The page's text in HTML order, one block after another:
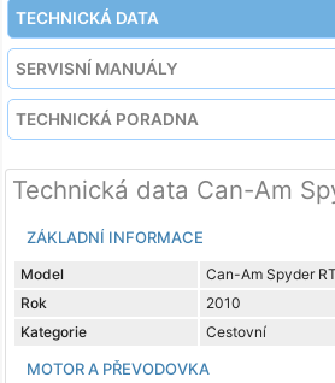
TECHNICKÁ DATA
SERVISNÍ MANUÁLY
TECHNICKÁ PORADNA
Technická data Can-Am
ZÁKLADNÍ INFORMACE
Model
Can-Am Spyder
Rok
2010
Kategorie
Cestovní
MOTOR A PŘEVODOVKA